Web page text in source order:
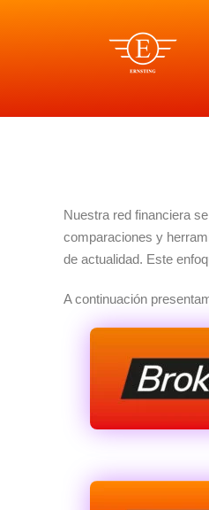
Nuestra red financiera
comparaciones y
de actualidad. Este
A continuación